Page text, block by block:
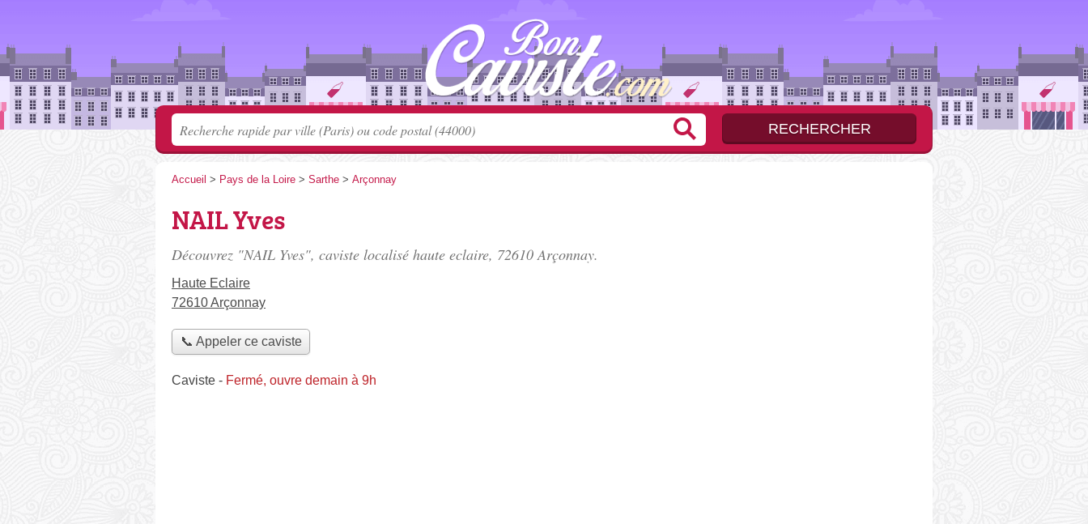
Accueil > Pays de la Loire > Sarthe > Arçonnay
NAIL Yves
Découvrez "NAIL Yves", caviste localisé haute eclaire, 72610 Arçonnay.
Haute Eclaire
72610 Arçonnay
📞 Appeler ce caviste
Caviste - Fermé, ouvre demain à 9h